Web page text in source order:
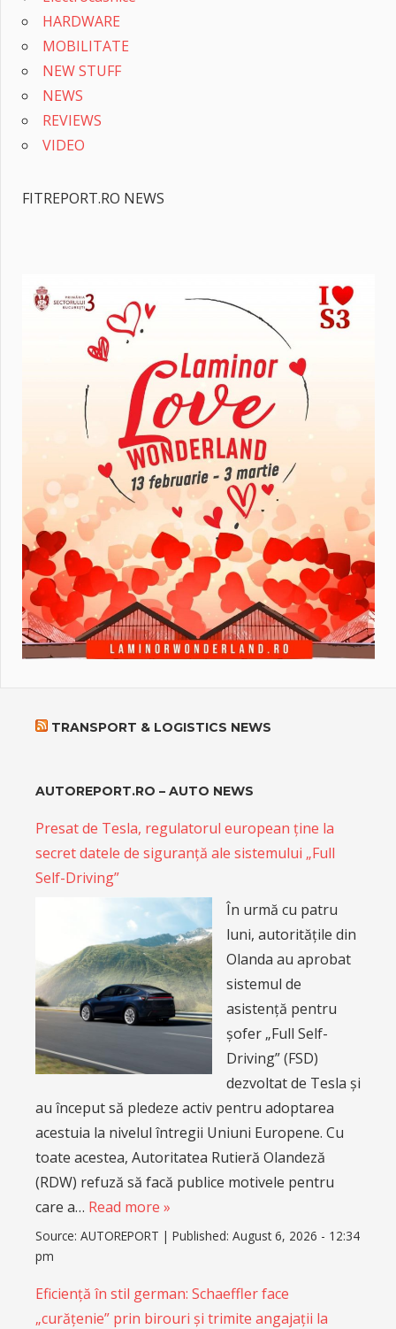
HARDWARE
MOBILITATE
NEW STUFF
NEWS
REVIEWS
VIDEO
FITREPORT.RO NEWS
TRANSPORT & LOGISTICS NEWS
AUTOREPORT.RO – AUTO NEWS
Presat de Tesla, regulatorul european ține la
secret datele de siguranță ale sistemului „Full
Self-Driving”
În urmă cu patru
luni, autoritățile din
Olanda au aprobat
sistemul de
asistență pentru
șofer „Full Self-
Driving” (FSD)
dezvoltat de Tesla și
au început să pledeze activ pentru adoptarea
acestuia la nivelul întregii Uniuni Europene. Cu
toate acestea, Autoritatea Rutieră Olandeză
(RDW) refuză să facă publice motivele pentru
care a… Read more »
Source: AUTOREPORT | Published: August 6, 2026 - 12:34
pm
Eficiență în stil german: Schaeffler face
„curățenie” prin birouri și trimite angajații la